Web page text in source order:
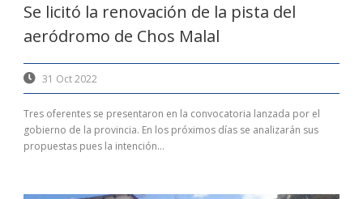
Se licitó la renovación de la pista del
aeródromo de Chos Malal
31 Oct 2022
Tres oferentes se presentaron en la convocatoria lanzada por el
gobierno de la provincia. En los próximos días se analizarán sus
propuestas pues la intención...